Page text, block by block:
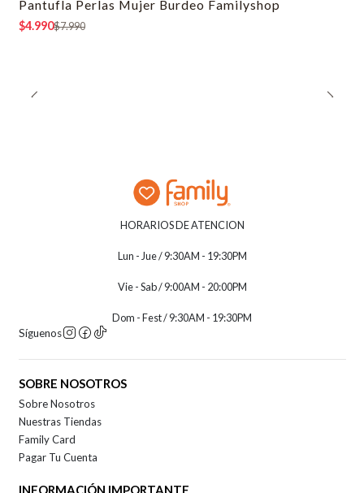
-38% OFF
Pantufla Perlas Mujer Burdeo Familyshop
$4.990$7.990
HORARIOS DE ATENCION
Lun - Jue / 9:30AM - 19:30PM
Vie - Sab / 9:00AM - 20:00PM
Dom - Fest / 9:30AM - 19:30PM
Síguenos
SOBRE NOSOTROS
Sobre Nosotros
Nuestras Tiendas
Family Card
Pagar Tu Cuenta